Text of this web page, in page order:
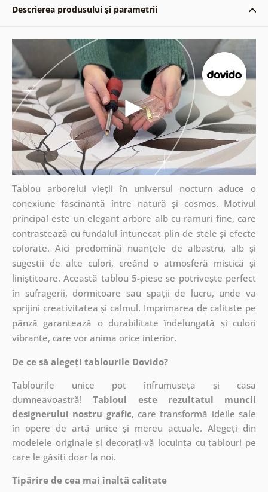
Descrierea produsului și parametrii
Tablou arborelui vieții în universul nocturn aduce o
conexiune fascinantă între natură și cosmos. Motivul
principal este un elegant arbore alb cu ramuri fine, care
contrastează cu fundalul întunecat plin de stele și efecte
colorate. Aici predomină nuanțele de albastru, alb și
sugestii de alte culori, creând o atmosferă mistică și
liniștitoare. Această tablou 5-piese se potrivește perfect
în sufragerii, dormitoare sau spații de lucru, unde va
sprijini creativitatea și calmul. Imprimarea de calitate pe
pânză garantează o durabilitate îndelungată și culori
vibrante, care vor anima orice interior.
De ce să alegeți tablourile Dovido?
Tablourile unice pot înfrumuseța și casa
dumneavoastră!Tabloul este rezultatul muncii
designerului nostru grafic, caretransformă ideile sale
în opere de artă unice și mereu actuale. Alegeți din
modelele originale și decorați-vă locuința cu tablouri pe
care le găsiți doar la noi.
Tipărire de cea mai înaltă calitate